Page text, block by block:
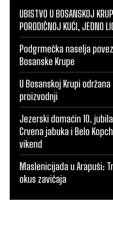
UBISTVO U BOSANSKOJ
PORODIČNOJ KUĆI, JEDNO
Podgrmečka naselja
Bosanske Krupe
U Bosanskoj Krupi
proizvodnji
Jezerski domaćin 10.
Crvena jabuka i Belo
vikend
Maslenicijada u Arapuši:
okus zavičaja